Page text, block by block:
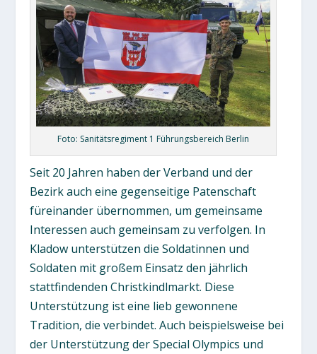
Foto: Sanitätsregiment 1 Führungsbereich Berlin
Seit 20 Jahren haben der Verband und der
Bezirk auch eine gegenseitige Patenschaft
füreinander übernommen, um gemeinsame
Interessen auch gemeinsam zu verfolgen. In
Kladow unterstützen die Soldatinnen und
Soldaten mit großem Einsatz den jährlich
stattfindenden Christkindlmarkt. Diese
Unterstützung ist eine lieb gewonnene
Tradition, die verbindet. Auch beispielsweise bei
der Unterstützung der Special Olympics und